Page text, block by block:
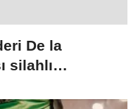
De la
silahlı